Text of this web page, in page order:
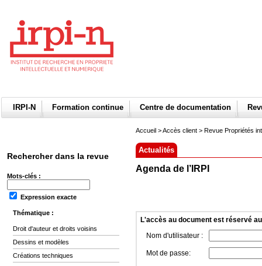
IRPI-N Formation continue Centre de documentation
Rechercher dans la revue
Mots-clés :
Expression exacte
Thématique :
Droit d'auteur et droits voisins
Dessins et modèles
Créations techniques
Accueil >Accès client > Revue Propriétés
Actualités
Agenda de l’IRPI
L'accès au document est réservé
Nom d'utilisateur :
Mot de passe: